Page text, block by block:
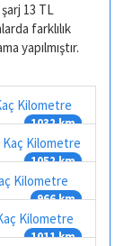
13 TL
farklılık
yapılmıştır.
Kilometre
1032 km
Kaç Kilometre
1052 km
Kilometre
966 km
Kilometre
1011 km